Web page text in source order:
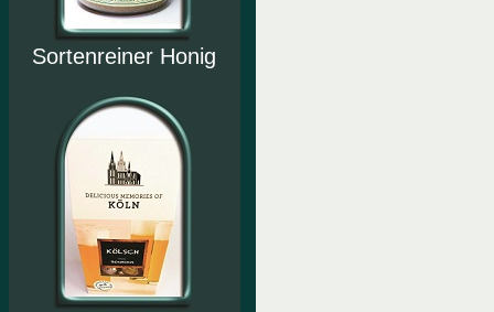
Sortenreiner Honig